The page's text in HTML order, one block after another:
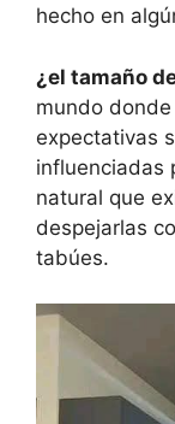
hecho en
¿el tamaño
mundo
expectativas
influenciadas
natural que
despejarlas
tabúes.